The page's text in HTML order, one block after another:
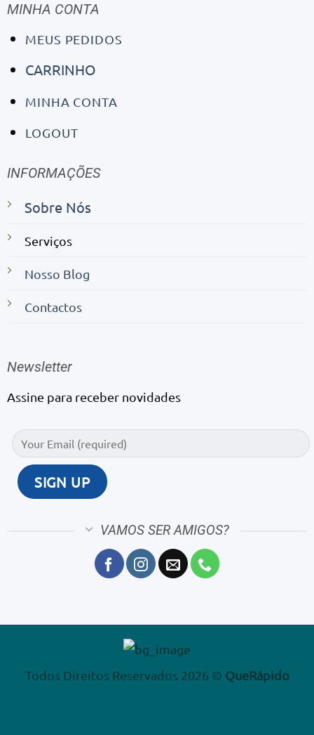
MINHA CONTA
MEUS PEDIDOS
CARRINHO
MINHA CONTA
LOGOUT
INFORMAÇÕES
Sobre Nós
Serviços
Nosso Blog
Contactos
Newsletter
Assine para receber novidades
VAMOS SER AMIGOS?
Todos Direitos Reservados 2026 © QueRápido